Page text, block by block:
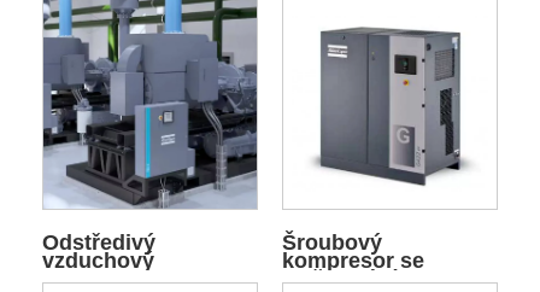
frekvencí VSD
Odstředivý
vzduchový
kompresor ZH
Šroubový
kompresor se
vstřikováním oleje